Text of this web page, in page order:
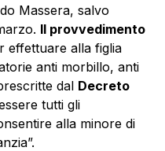
Massera, salvo
Il provvedimento
effettuare alla figlia
anti morbillo, anti
dal Decreto
tutti gli
alla minore di